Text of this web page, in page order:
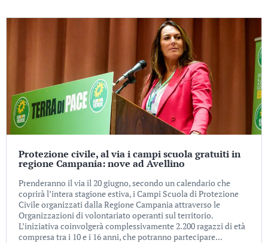
Protezione civile, al via i campi scuola gratuiti in
regione Campania: nove ad Avellino
Prenderanno il via il 20 giugno, secondo un calendario che
coprirà l’intera stagione estiva, i Campi Scuola di Protezione
Civile organizzati dalla Regione Campania attraverso le
Organizzazioni di volontariato operanti sul territorio.
L’iniziativa coinvolgerà complessivamente 2.200 ragazzi di età
compresa tra i 10 e i 16 anni, che potranno partecipare...